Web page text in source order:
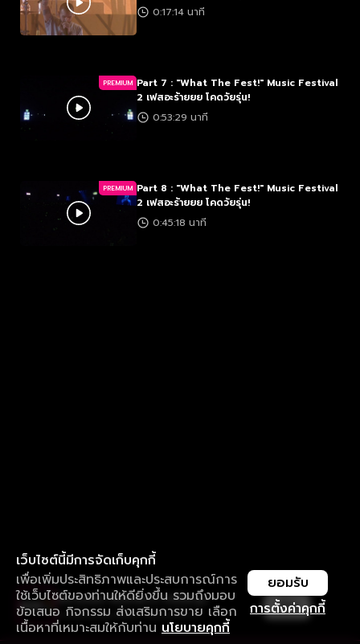
0:17:14 นาที
PREMIUM Part 7 : "What The Fest!" Music Festival
2 เฟสอะร้ายยย โคดวัยรุ่น!
0:53:29 นาที
PREMIUM Part 8 : "What The Fest!" Music Festival
2 เฟสอะร้ายยย โคดวัยรุ่น!
0:45:18 นาที
เว็บไซต์นี้มีการจัดเก็บคุกกี้
เพื่อเพิ่มประสิทธิภาพและประสบการณ์การ
ใช้เว็บไซต์ของท่านให้ดียิ่งขึ้น รวมถึงมอบ
ข้อเสนอ กิจกรรม ส่งเสริมการขาย เลือก
เนื้อหาที่เหมาะสมให้กับท่าน นโยบายคุกกี้
การตั้งค่าคุกกี้
ยอมรับ
ใช้งานแอป ลื่นไหลกว่า ไม่มีสะดุด
ดาวน์โหลดแอปเพื่อการรับชมที่ดีกว่า เปิด